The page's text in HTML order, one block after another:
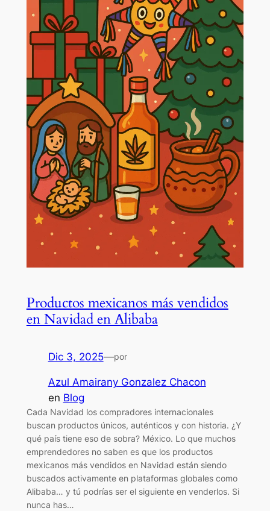
Productos mexicanos más vendidos
en Navidad en Alibaba
Dic 3, 2025—por
Azul Amairany Gonzalez Chacon
en Blog
Cada Navidad los compradores internacionales
buscan productos únicos, auténticos y con historia. ¿Y
qué país tiene eso de sobra? México. Lo que muchos
emprendedores no saben es que los productos
mexicanos más vendidos en Navidad están siendo
buscados activamente en plataformas globales como
Alibaba… y tú podrías ser el siguiente en venderlos. Si
nunca has…